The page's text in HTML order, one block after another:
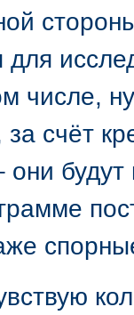
для
числе,
счёт